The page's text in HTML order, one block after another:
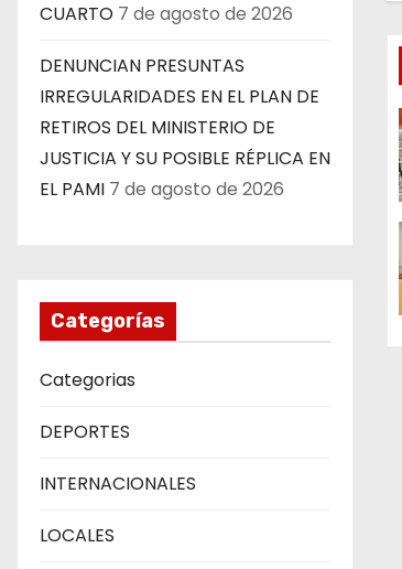
CUARTO 7 de agosto de 2026
DENUNCIAN PRESUNTAS
IRREGULARIDADES EN EL PLAN DE
RETIROS DEL MINISTERIO DE
JUSTICIA Y SU POSIBLE RÉPLICA EN
EL PAMI 7 de agosto de 2026
Categorías
Categorias
DEPORTES
INTERNACIONALES
LOCALES